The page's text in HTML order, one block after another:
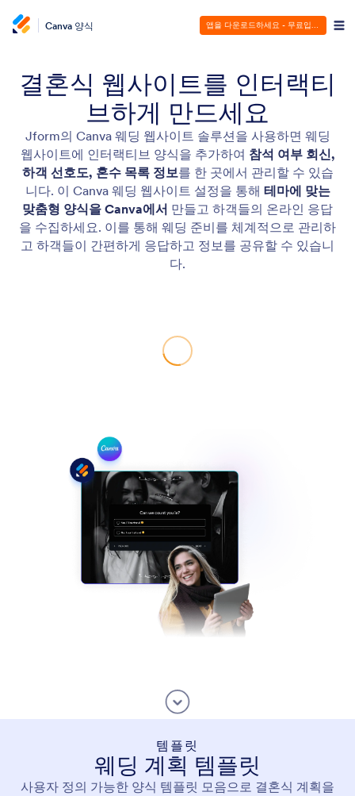
Canva 양식 앱을 다운로드하세요 - 무료입니다!
결혼식 웹사이트를 인터랙티
브하게 만드세요
Jform의 Canva 웨딩 웹사이트 솔루션을 사용하면 웨딩
웹사이트에 인터랙티브 양식을 추가하여 참석 여부 회신,
하객 선호도, 혼수 목록 정보를 한 곳에서 관리할 수 있습
니다. 이 Canva 웨딩 웹사이트 설정을 통해 테마에 맞는
맞춤형 양식을 Canva에서 만들고 하객들의 온라인 응답
을 수집하세요. 이를 통해 웨딩 준비를 체계적으로 관리하
고 하객들이 간편하게 응답하고 정보를 공유할 수 있습니
다.
템플릿
웨딩 계획 템플릿
사용자 정의 가능한 양식 템플릿 모음으로 결혼식 계획을